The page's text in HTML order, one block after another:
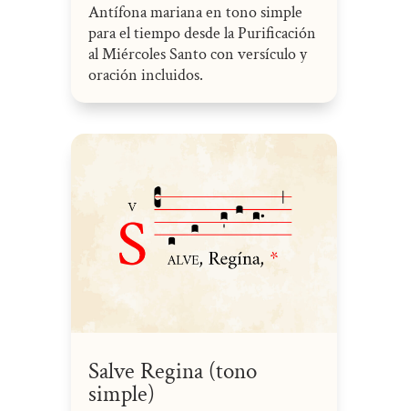
Antífona mariana en tono simple
para el tiempo desde la Purificación
al Miércoles Santo con versículo y
oración incluidos.
Salve Regina (tono
simple)